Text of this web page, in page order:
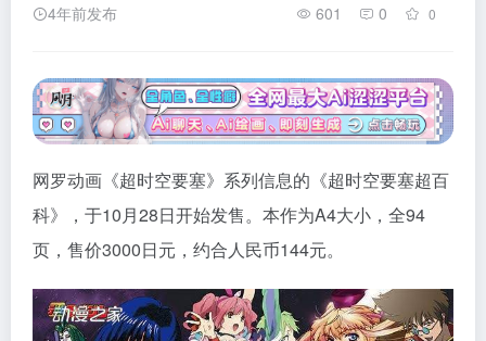
4年前发布 601 0 0
网罗动画《超时空要塞》系列信息的《超时空要塞超百
科》，于10月28日开始发售。本作为A4大小，全94
页，售价3000日元，约合人民币144元。